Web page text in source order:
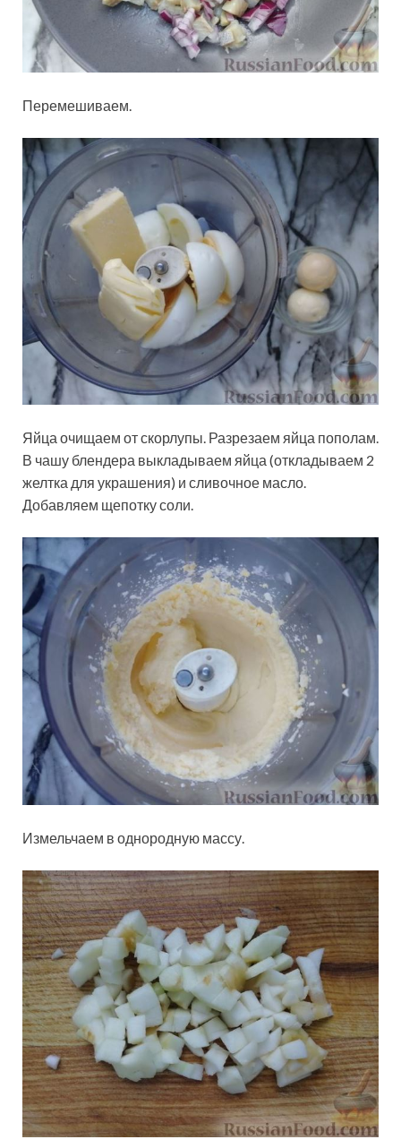
Перемешиваем.
Яйца очищаем от скорлупы. Разрезаем яйца пополам.
В чашу блендера выкладываем яйца (откладываем 2
желтка для украшения) и сливочное масло.
Добавляем щепотку соли.
Измельчаем в однородную массу.